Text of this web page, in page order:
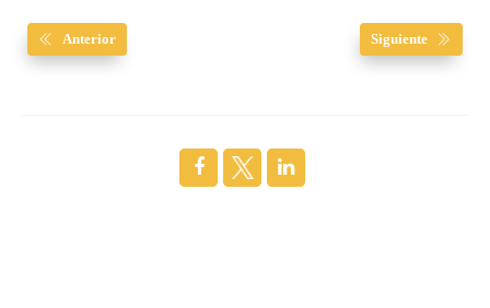
Anterior Siguiente